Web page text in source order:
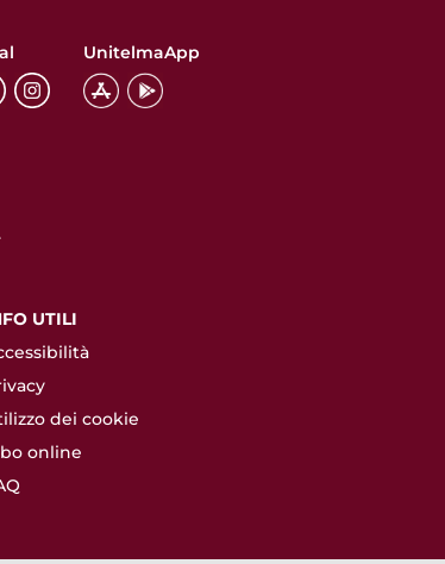
UnitelmaApp
UTILI
dei cookie
online